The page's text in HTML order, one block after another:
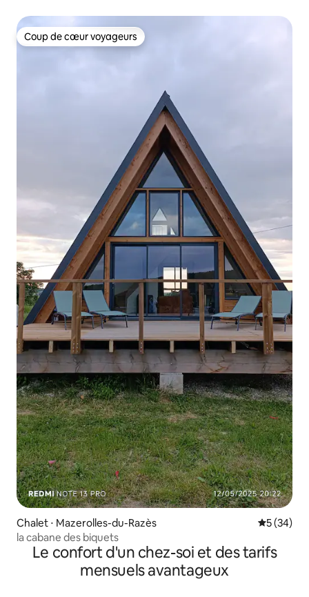
Coup de cœur voyageurs
Coup de cœur voyageurs
Chalet ⋅ Mazerolles-du-Razès
5 (34)
la cabane des biquets
Le confort d'un chez-soi et des tarifs
mensuels avantageux